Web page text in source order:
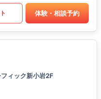
体験・相談予約
ィック新小岩2F